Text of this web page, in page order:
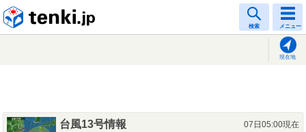
検索 メニュー
現在地
台風13号情報
07日05:00現在